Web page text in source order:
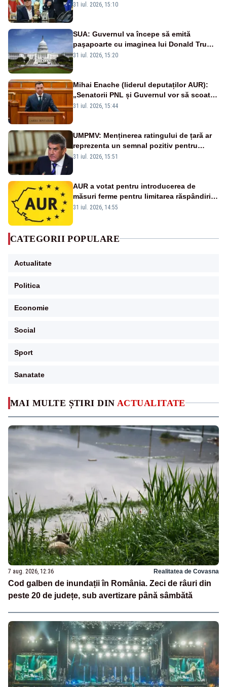
MAI MULTE ȘTIRI DIN ACTUALITATE
7 aug. 2026, 12:36 Realitatea de Covasna
Cod galben de inundații în România. Zeci de râuri din
peste 20 de județe, sub avertizare până sâmbătă
privind investitorii străini
31 iul. 2026, 15:10
SUA: Guvernul va începe să emită
paşapoarte cu imaginea lui Donald Trump
începând cu 8 august
31 iul. 2026, 15:20
Mihai Enache (liderul deputaților AUR):
„Senatorii PNL și Guvernul vor să scoată
la vânzare bunuri publice pentru a stinge
31 iul. 2026, 15:44
UMPMV: Menținerea ratingului de țară ar
reprezenta un semnal pozitiv pentru
România. Autoritățile trebuie să continue
31 iul. 2026, 15:51
AUR a votat pentru introducerea de
măsuri ferme pentru limitarea răspândirii
virusului pestei porcine africane
31 iul. 2026, 14:55
CATEGORII POPULARE
Actualitate
Politica
Economie
Social
Sport
Sanatate